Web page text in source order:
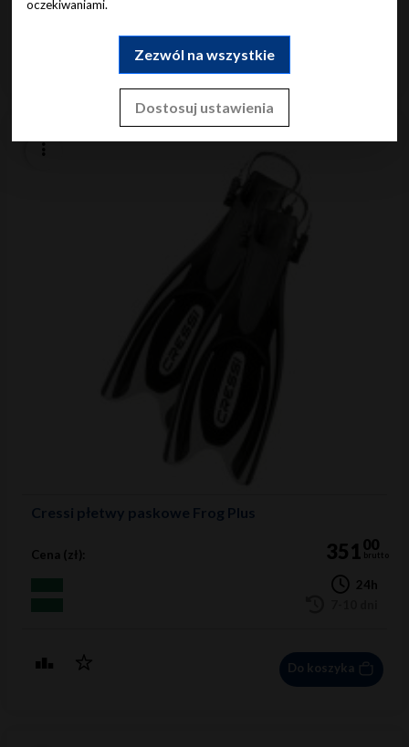
oczekiwaniami.
Zezwól na wszystkie
Dostosuj ustawienia
Cressi płetwy paskowe Frog Plus
Cena (zł): 35100
brutto
24h
Do koszyka